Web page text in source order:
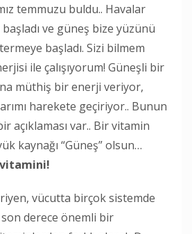
temmuzu buldu.. Havalar
başladı ve güneş bize yüzünü
başladı. Sizi bilmem
ile çalışıyorum! Güneşli bir
müthiş bir enerji veriyor,
harekete geçiriyor.. Bunun
açıklaması var.. Bir vitamin
kaynağı “Güneş” olsun…
vücutta birçok sistemde
derece önemli bir